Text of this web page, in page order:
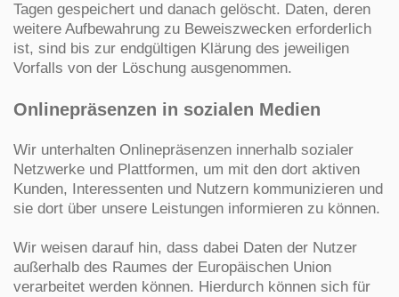
Tagen gespeichert und danach gelöscht. Daten, deren
weitere Aufbewahrung zu Beweiszwecken erforderlich
ist, sind bis zur endgültigen Klärung des jeweiligen
Vorfalls von der Löschung ausgenommen.
Onlinepräsenzen in sozialen Medien
Wir unterhalten Onlinepräsenzen innerhalb sozialer
Netzwerke und Plattformen, um mit den dort aktiven
Kunden, Interessenten und Nutzern kommunizieren und
sie dort über unsere Leistungen informieren zu können.
Wir weisen darauf hin, dass dabei Daten der Nutzer
außerhalb des Raumes der Europäischen Union
verarbeitet werden können. Hierdurch können sich für